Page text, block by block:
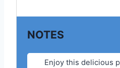
NOTES
Enjoy this delicious